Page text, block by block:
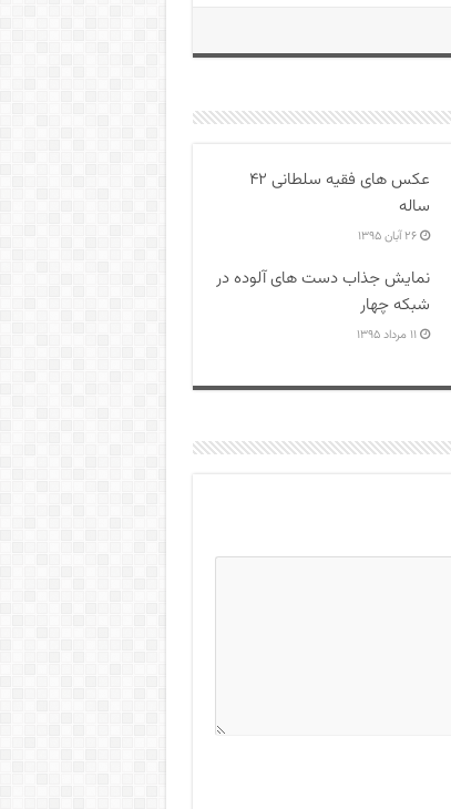
عکس های فقیه سلطانی ۴۲
ساله
۲۶ آبان ۱۳۹۵
نمایش جذاب دست های آلوده در
شبکه چهار
۱۱ مرداد ۱۳۹۵